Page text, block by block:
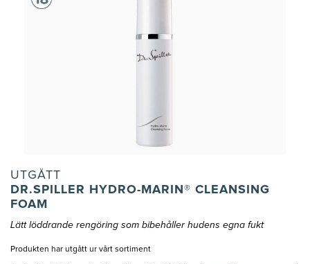
UTGÅTT
DR.SPILLER HYDRO-MARIN® CLEANSING
FOAM
Lätt löddrande rengöring som bibehåller hudens egna fukt
Produkten har utgått ur vårt sortiment